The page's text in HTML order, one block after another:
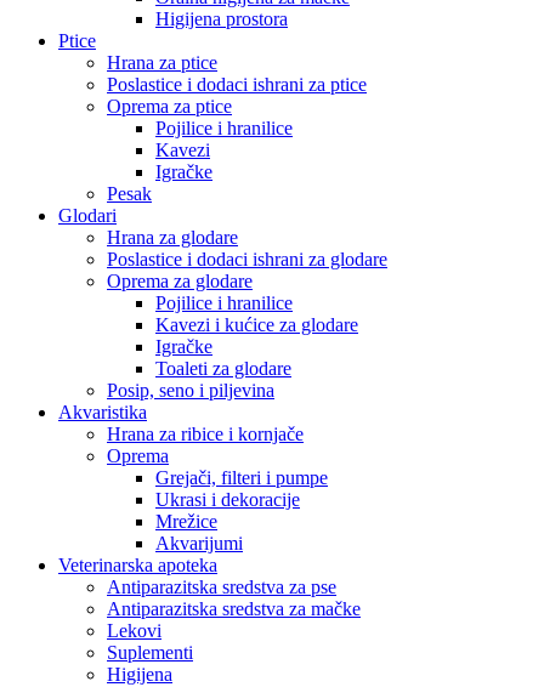
Higijena prostora
Ptice
Hrana za ptice
Poslastice i dodaci ishrani za ptice
Oprema za ptice
Pojilice i hranilice
Kavezi
Igračke
Pesak
Glodari
Hrana za glodare
Poslastice i dodaci ishrani za glodare
Oprema za glodare
Pojilice i hranilice
Kavezi i kućice za glodare
Igračke
Toaleti za glodare
Posip, seno i piljevina
Akvaristika
Hrana za ribice i kornjače
Oprema
Grejači, filteri i pumpe
Ukrasi i dekoracije
Mrežice
Akvarijumi
Veterinarska apoteka
Antiparazitska sredstva za pse
Antiparazitska sredstva za mačke
Lekovi
Suplementi
Higijena